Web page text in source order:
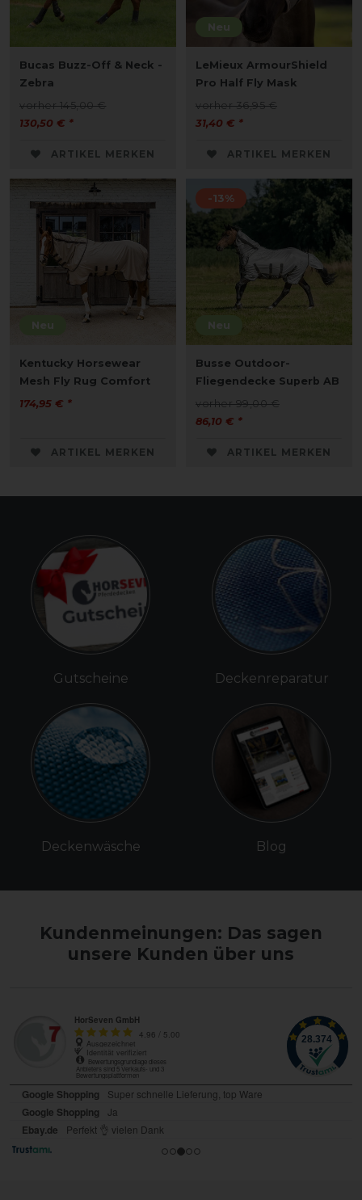
Bucas Buzz-Off & Neck -
Zebra
vorher 145,00 €
130,50 € *
ARTIKEL MERKEN
Neu
LeMieux ArmourShield
Pro Half Fly Mask
vorher 36,95 €
31,40 € *
ARTIKEL MERKEN
Neu
Kentucky Horsewear
Mesh Fly Rug Comfort
174,95 € *
ARTIKEL MERKEN
Neu
-13%
Busse Outdoor-
Fliegendecke Superb AB
vorher 99,00 €
86,10 € *
ARTIKEL MERKEN
Gutscheine
Deckenwäsche
Deckenreparatur
Blog
Kundenmeinungen: Das sagen
unsere Kunden über uns